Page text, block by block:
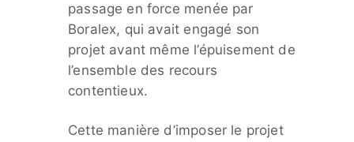
passage en force menée par
Boralex, qui avait engagé son
projet avant même l’épuisement de
l’ensemble des recours
contentieux.
Cette manière d’imposer le projet